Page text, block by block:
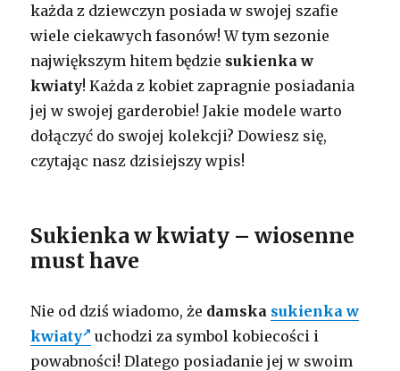
każda z dziewczyn posiada w swojej szafie
wiele ciekawych fasonów! W tym sezonie
największym hitem będzie sukienka w
kwiaty! Każda z kobiet zapragnie posiadania
jej w swojej garderobie! Jakie modele warto
dołączyć do swojej kolekcji? Dowiesz się,
czytając nasz dzisiejszy wpis!
Sukienka w kwiaty – wiosenne
must have
Nie od dziś wiadomo, że damska sukienka w
kwiaty
uchodzi za symbol kobiecości i
powabności! Dlatego posiadanie jej w swoim